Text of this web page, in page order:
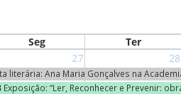
Seg Ter
27 28
literária: Ana Maria Gonçalves na
Exposição: “Ler, Reconhecer e Prevenir: